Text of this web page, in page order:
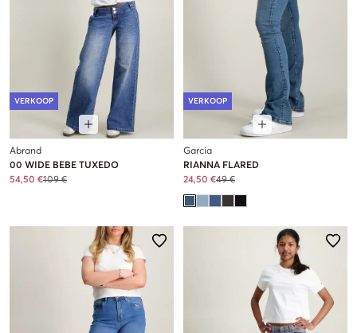
VERKOOP
Abrand
00 WIDE BEBE TUXEDO
54,50 €109 €
VERKOOP
Garcia
RIANNA FLARED
24,50 €49 €